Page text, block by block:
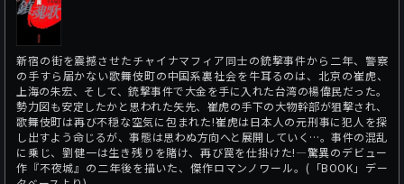
新宿の街を震撼させたチャイナマフィア同士の銃撃事件から二年、警察
の手すら届かない歌舞伎町の中国系裏社会を牛耳るのは、北京の崔虎、
上海の朱宏、そして、銃撃事件で大金を手に入れた台湾の楊偉民だった。
勢力図も安定したかと思われた矢先、崔虎の手下の大物幹部が狙撃され、
歌舞伎町は再び不穏な空気に包まれた!崔虎は日本人の元刑事に犯人を探
し出すよう命じるが、事態は思わぬ方向へと展開していく…。事件の混乱
に乗じ、劉健一は生き残りを賭け、再び罠を仕掛けた!―驚異のデビュー
作『不夜城』の二年後を描いた、傑作ロマンノワール。(「BOOK」デー